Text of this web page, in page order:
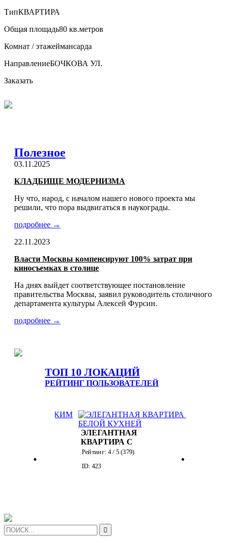
ТипКВАРТИРА
Общая площадь80 кв.метров
Комнат / этажеймансарда
НаправлениеБОЧКОВА УЛ.
Заказать
Полезное
03.11.2025
КЛАДБИЩЕ МОДЕРНИЗМА
Ну что, народ, с началом нашего нового проекта мы
решили, что пора выдвигаться в наукограды.
подробнее →
22.11.2023
Власти Москвы компенсируют 100% затрат при
киносъемках в столице
На днях выйдет соответствующее постановление
правительства Москвы, заявил руководитель столичного
департамента культуры Алексей Фурсин.
подробнее →
ТОП 10 ЛОКАЦИЙ
РЕЙТИНГ ПОЛЬЗОВАТЕЛЕЙ
ЭЛЕГАНТНАЯ
КВАРТИРА С
БЕЛОЙ КУХНЕЙ
Рейтинг: 4/ 5 (379)
ID: 423
